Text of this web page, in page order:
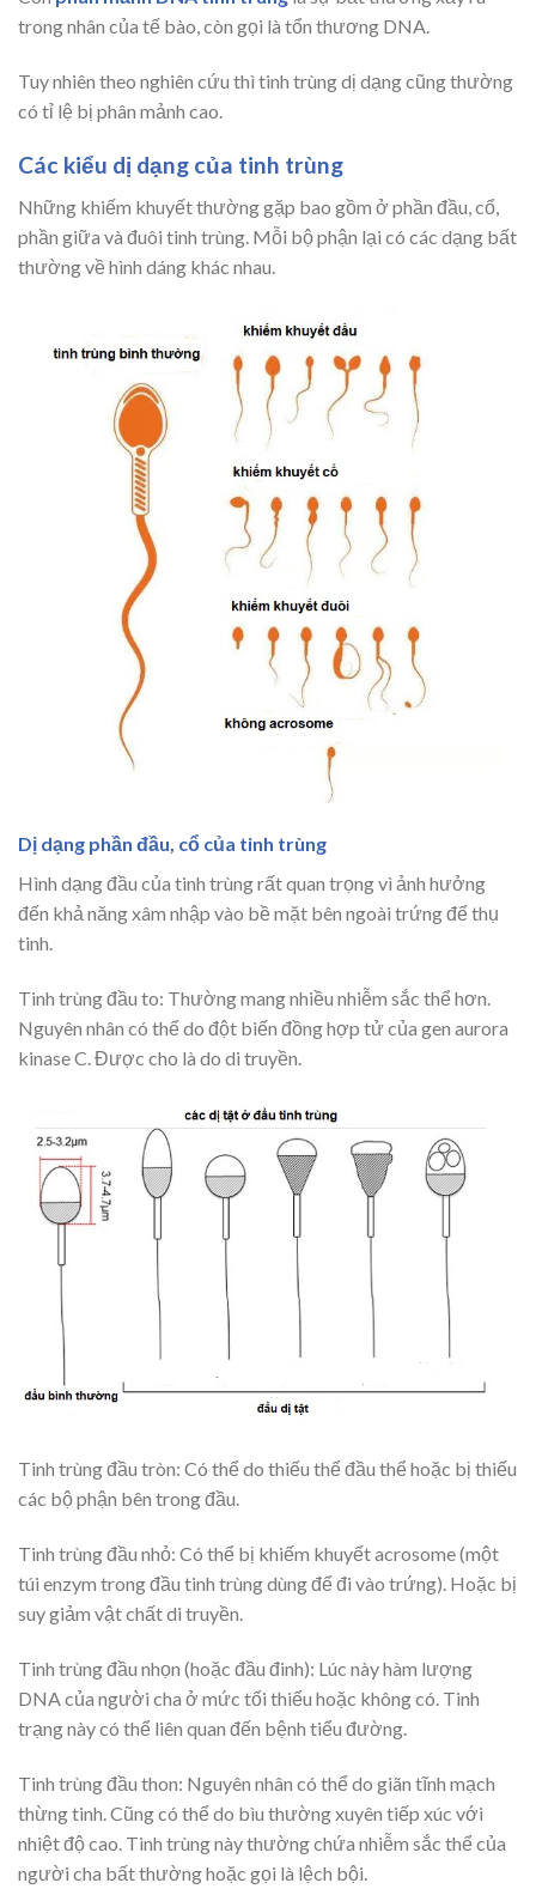
trong nhân của tế bào, còn gọi là tổn thương DNA.
Tuy nhiên theo nghiên cứu thì tinh trùng dị dạng cũng thường
có tỉ lệ bị phân mảnh cao.
Các kiểu dị dạng của tinh trùng
Những khiếm khuyết thường gặp bao gồm ở phần đầu, cổ,
phần giữa và đuôi tinh trùng. Mỗi bộ phận lại có các dạng bất
thường về hình dáng khác nhau.
Dị dạng phần đầu, cổ của tinh trùng
Hình dạng đầu của tinh trùng rất quan trọng vì ảnh hưởng
đến khả năng xâm nhập vào bề mặt bên ngoài trứng để thụ
tinh.
Tinh trùng đầu to: Thường mang nhiều nhiễm sắc thể hơn.
Nguyên nhân có thể do đột biến đồng hợp tử của gen aurora
kinase C. Được cho là do di truyền.
Tinh trùng đầu tròn: Có thể do thiếu thể đầu thể hoặc bị thiếu
các bộ phận bên trong đầu.
Tinh trùng đầu nhỏ: Có thể bị khiếm khuyết acrosome (một
túi enzym trong đầu tinh trùng dùng để đi vào trứng). Hoặc bị
suy giảm vật chất di truyền.
Tinh trùng đầu nhọn (hoặc đầu đinh): Lúc này hàm lượng
DNA của người cha ở mức tối thiểu hoặc không có. Tinh
trạng này có thể liên quan đến bệnh tiểu đường.
Tinh trùng đầu thon: Nguyên nhân có thể do giãn tĩnh mạch
thừng tinh. Cũng có thể do bìu thường xuyên tiếp xúc với
nhiệt độ cao. Tinh trùng này thường chứa nhiễm sắc thể của
người cha bất thường hoặc gọi là lệch bội.